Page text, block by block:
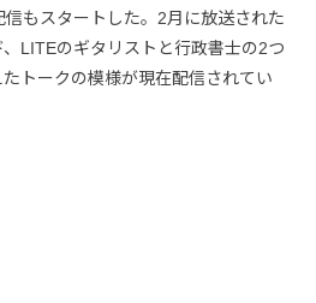
もスタートした。2月に放送された
LITEのギタリストと行政書士の2つ
トークの模様が現在配信されてい